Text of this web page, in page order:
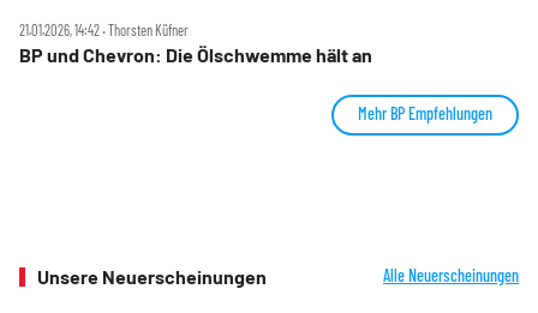
21.01.2026, 14:42 ‧ Thorsten Küfner
BP und Chevron: Die Ölschwemme hält an
Mehr BP Empfehlungen
Unsere Neuerscheinungen Alle Neuerscheinungen